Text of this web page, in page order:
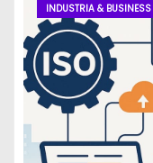
INDUSTRIA & BUSINESS